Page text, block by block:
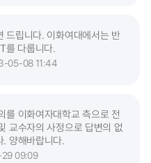
드립니다. 이화여대에서는 반
를 다룹니다.
05-08 11:44
를 이화여자대학교 측으로 전
교수자의 사정으로 답변의 없
. 양해바랍니다.
09:09